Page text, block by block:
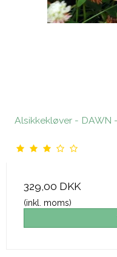
Alsikkekløver - DAWN
329,00 DKK
(inkl. moms)